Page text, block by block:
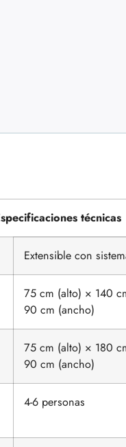
técnicas
Extensible con
75 cm (alto) × 140
90 cm (ancho)
75 cm (alto) × 180
90 cm (ancho)
4-6 personas